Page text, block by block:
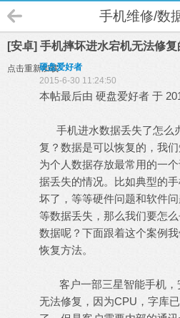
手机维修/数
[安卓] 手机摔坏进水宕机无法修
点击重新加载硬盘爱好者
2015-6-30 11:24:50
本帖最后由 硬盘爱好者 于
手机进水数据丢失了怎么
复？数据是可以恢复的，我
为个人数据存放最常用的一
据丢失的情况。比如典型的
坏了，等等硬件问题和软件
等数据丢失，那么我们要怎
数据呢？下面跟着这个案例
恢复方法。
客户一部三星智能手机
无法修复，因为CPU，字库